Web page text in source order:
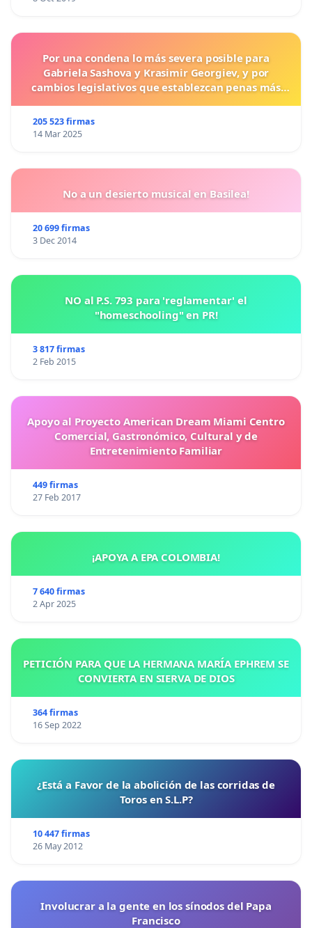
Por una condena lo más severa posible para
Gabriela Sashova y Krasimir Georgiev, y por
cambios legislativos que establezcan penas más
205 523 firmas
14 Mar 2025
No a un desierto musical en Basilea!
20 699 firmas
3 Dec 2014
NO al P.S. 793 para 'reglamentar' el
"homeschooling" en PR!
3 817 firmas
2 Feb 2015
Apoyo al Proyecto American Dream Miami Centro
Comercial, Gastronómico, Cultural y de
Entretenimiento Familiar
449 firmas
27 Feb 2017
¡APOYA A EPA COLOMBIA!
7 640 firmas
2 Apr 2025
PETICIÓN PARA QUE LA HERMANA MARÍA EPHREM SE
CONVIERTA EN SIERVA DE DIOS
364 firmas
16 Sep 2022
¿Está a Favor de la abolición de las corridas de
Toros en S.L.P?
10 447 firmas
26 May 2012
Involucrar a la gente en los sínodos del Papa
Francisco